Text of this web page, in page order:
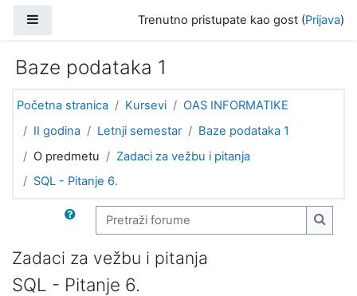
Trenutno pristupate kao gost (Prijava)
Baze podataka 1
Početna stranica Kursevi
OAS INFORMATIKE
II godina
Letnji semestar
Baze podataka 1
O predmetu
Zadaci za vežbu i pitanja
SQL - Pitanje 6.
Pretraži forume
Zadaci za vežbu i pitanja
SQL - Pitanje 6.